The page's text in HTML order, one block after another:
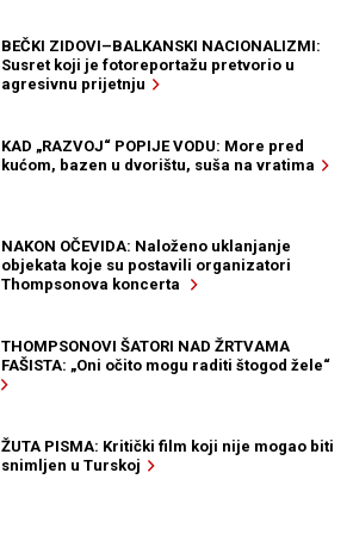
BEČKI ZIDOVI–BALKANSKI NACIONALIZMI:
Susret koji je fotoreportažu pretvorio u
agresivnu prijetnju
KAD „RAZVOJ“ POPIJE VODU: More pred
kućom, bazen u dvorištu, suša na vratima
NAKON OČEVIDA: Naloženo uklanjanje
objekata koje su postavili organizatori
Thompsonova koncerta
THOMPSONOVI ŠATORI NAD ŽRTVAMA
FAŠISTA: „Oni očito mogu raditi štogod žele“
ŽUTA PISMA: Kritički film koji nije mogao biti
snimljen u Turskoj